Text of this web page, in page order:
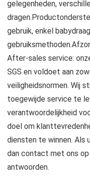
gelegenheden,
gebruik, enkel
After-sales service:
SGS en voldoet aan
veiligheidsnormen. Wij
toegewijde service te
verantwoordelijkheid
doel om
diensten te winnen. Als
dan contact met ons op
antwoorden.